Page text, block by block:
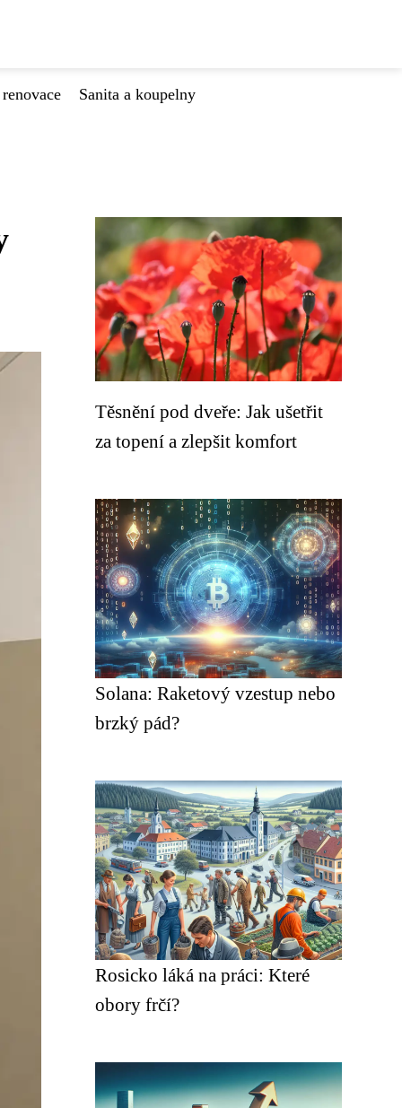
Sanita a koupelny
Těsnění pod dveře: Jak ušetřit
za topení a zlepšit komfort
Solana: Raketový vzestup nebo
brzký pád?
Rosicko láká na práci: Které
obory frčí?